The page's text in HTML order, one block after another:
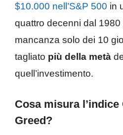
$10.000 nell’S&P 500 in
quattro decenni dal 1980
mancanza solo dei 10
tagliato più della metà
quell’investimento.
Cosa misura l’indice
Greed?